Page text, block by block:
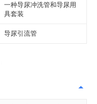
一种导尿冲洗管和导尿用
具套装
导尿引流管